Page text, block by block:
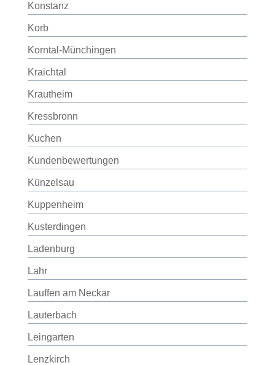
Konstanz
Korb
Korntal-Münchingen
Kraichtal
Krautheim
Kressbronn
Kuchen
Kundenbewertungen
Künzelsau
Kuppenheim
Kusterdingen
Ladenburg
Lahr
Lauffen am Neckar
Lauterbach
Leingarten
Lenzkirch